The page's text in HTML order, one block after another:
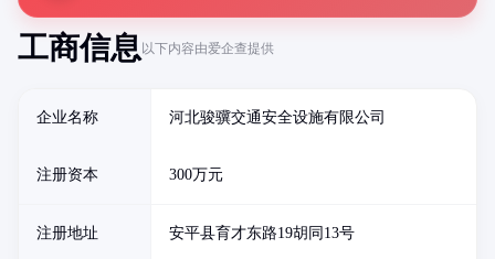
工商信息以下内容由爱企查提供
企业名称 河北骏骥交通安全设施有限公司
注册资本 300万元
注册地址 安平县育才东路19胡同13号